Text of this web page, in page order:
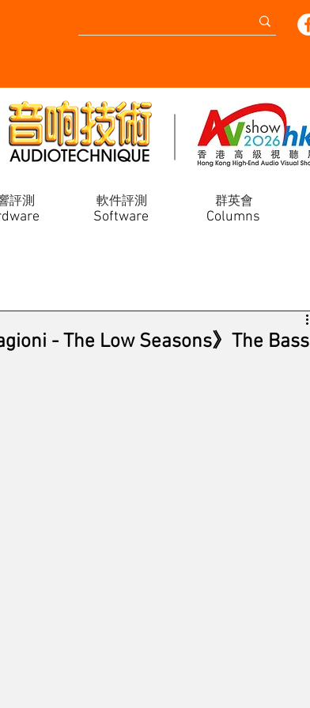
評測 軟件評測 群英會
Software Columns
- The Low Seasons》The Bass